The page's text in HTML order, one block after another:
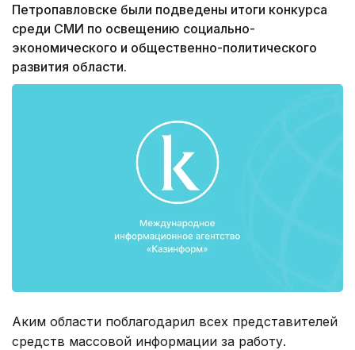
Петропавловске были подведены итоги конкурса
среди СМИ по освещению социально-
экономического и общественно-политического
развития области.
Аким области поблагодарил всех представителей
средств массовой информации за работу.